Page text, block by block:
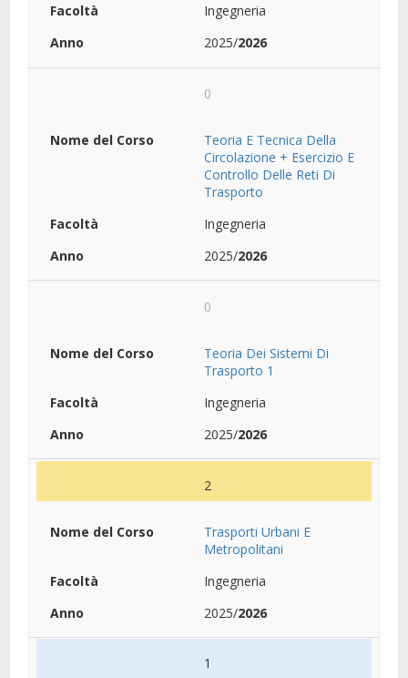
Ingegneria
2025/2026
0
Teoria E Tecnica Della
Circolazione + Esercizio E
Controllo Delle Reti Di
Trasporto
Ingegneria
2025/2026
0
Teoria Dei Sistemi Di
Trasporto 1
Ingegneria
2025/2026
2
Trasporti Urbani E
Metropolitani
Ingegneria
2025/2026
1